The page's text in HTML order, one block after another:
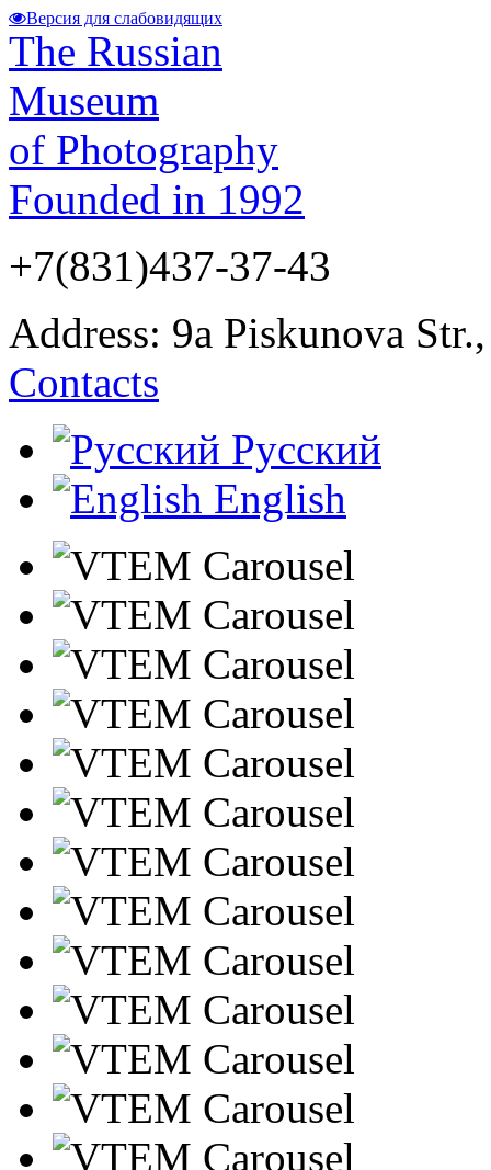
Версия для слабовидящих
The Russian
Museum
of Photography
Founded in 1992
+7(831)437-37-43
Address: 9а Piskunova
Contacts
Русский
English